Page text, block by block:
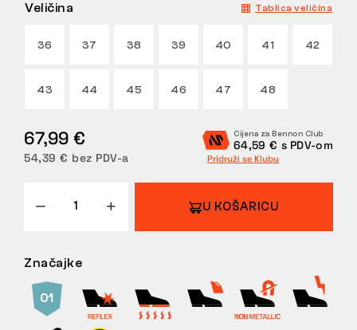
POVRATI
Veličina Tablica veličina
36 37 38 39 40 41 42
43 44 45 46 47 48
67,99 €
54,39 € bez PDV-a
Cijena za Bennon Club
64,59 € s PDV-om
Pridruži se Klubu
U KOŠARICU
Značajke